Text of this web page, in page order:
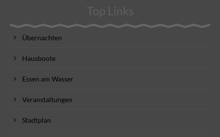
Top Links
Übernachten
Hausboote
Essen am Wasser
Veranstaltungen
Stadtplan